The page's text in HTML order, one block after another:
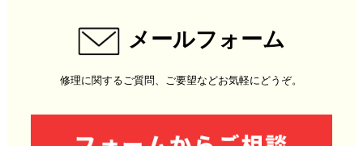
メールフォーム
修理に関するご質問、ご要望などお気軽にどうぞ。